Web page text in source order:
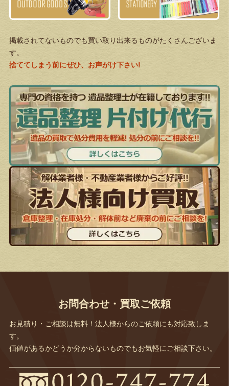
掲載されてないものでも買い取り出来るものがたくさんございま
す。
捨ててしまう前にぜひ、お声がけ下さい!
お問合わせ・買取ご依頼
お見積り・ご相談は無料！法人様からのご依頼にも対応致しま
す。
価値があるかどうか分からないものでもお気軽にご相談下さい。